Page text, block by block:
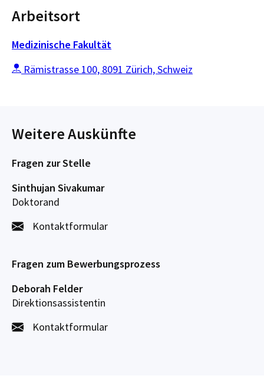
Arbeitsort
Medizinische Fakultät
Rämistrasse 100, 8091 Zürich, Schweiz
Weitere Auskünfte
Fragen zur Stelle
Sinthujan Sivakumar
Doktorand
Kontaktformular
Fragen zum Bewerbungsprozess
Deborah Felder
Direktionsassistentin
Kontaktformular